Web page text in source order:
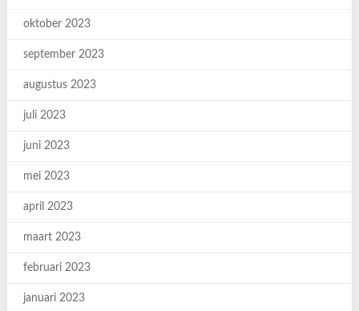
oktober 2023
september 2023
augustus 2023
juli 2023
juni 2023
mei 2023
april 2023
maart 2023
februari 2023
januari 2023